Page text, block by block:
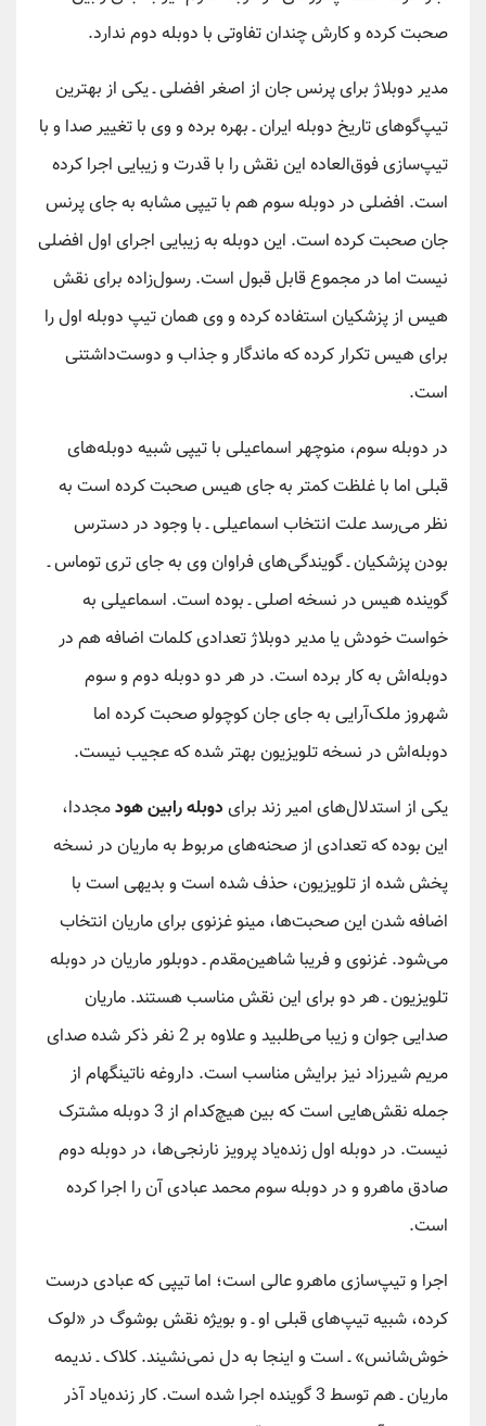
صحبت کرده و کارش چندان تفاوتی با دوبله دوم ندارد.
مدیر دوبلاژ برای پرنس جان از اصغر افضلی ـ یکی از بهترین
تیپ‌گوهای تاریخ دوبله ایران ـ بهره برده و وی با تغییر صدا و با
تیپ‌سازی فوق‌العاده این نقش را با قدرت و زیبایی اجرا کرده
است. افضلی در دوبله سوم هم با تیپی مشابه به جای پرنس
جان صحبت کرده است. این دوبله به زیبایی اجرای اول افضلی
نیست اما در مجموع قابل قبول است. رسول‌زاده برای نقش
هیس از پزشکیان استفاده کرده و وی همان تیپ دوبله اول را
برای هیس تکرار کرده که ماندگار و جذاب و دوست‌داشتنی
است.
در دوبله سوم، منوچهر اسماعیلی با تیپی شبیه دوبله‌های
قبلی اما با غلظت کمتر به جای هیس صحبت کرده است به
نظر می‌رسد علت انتخاب اسماعیلی ـ با وجود در دسترس
بودن پزشکیان ـ گویندگی‌های فراوان وی به جای تری توماس ـ
گوینده هیس در نسخه اصلی ـ بوده است. اسماعیلی به
خواست خودش یا مدیر دوبلاژ تعدادی کلمات اضافه هم در
دوبله‌اش به کار برده است. در هر دو دوبله دوم و سوم
شهروز ملک‌آرایی به جای جان کوچولو صحبت کرده اما
دوبله‌اش در نسخه تلویزیون بهتر شده که عجیب نیست.
یکی از استدلال‌های امیر زند برای دوبله رابین هودمجددا،
این بوده که تعدادی از صحنه‌های مربوط به ماریان در نسخه
پخش شده از تلویزیون، حذف شده است و بدیهی است با
اضافه شدن این صحبت‌ها، مینو غزنوی برای ماریان انتخاب
می‌شود. غزنوی و فریبا شاهین‌مقدم ـ دوبلور ماریان در دوبله
تلویزیون ـ هر دو برای این نقش مناسب هستند. ماریان
صدایی جوان و زیبا می‌طلبید و علاوه بر 2 نفر ذکر شده صدای
مریم شیرزاد نیز برایش مناسب است. داروغه ناتینگهام از
جمله نقش‌هایی است که بین هیچ‌کدام از 3 دوبله مشترک
نیست. در دوبله اول زنده‌یاد پرویز نارنجی‌ها، در دوبله دوم
صادق ماهرو و در دوبله سوم محمد عبادی آن را اجرا کرده
است.
اجرا و تیپ‌سازی ماهرو عالی است؛ اما تیپی که عبادی درست
کرده، شبیه تیپ‌های قبلی او ـ و بویژه نقش بوشوگ در «لوک
خوش‌شانس» ـ است و اینجا به دل نمی‌نشیند. کلاک ـ ندیمه
ماریان ـ هم توسط 3 گوینده اجرا شده است. کار زنده‌یاد آذر